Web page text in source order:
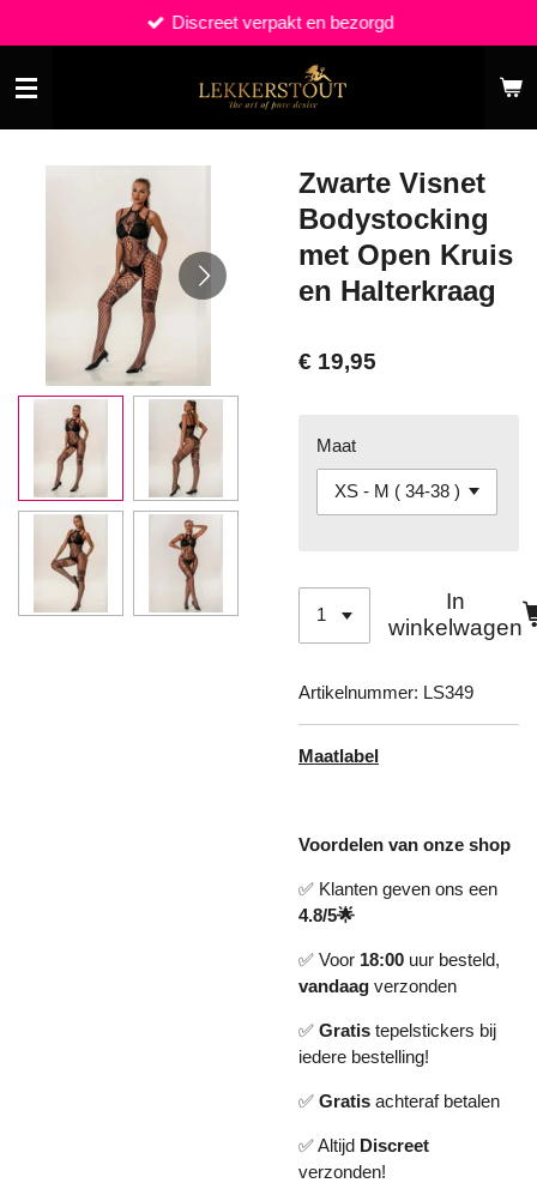
direct
naar
de
hoofdinhoud
Discreet verpakt en bezorgd
Zwarte Visnet
Bodystocking
met Open Kruis
en Halterkraag
€ 19,95
Maat
In
winkelwagen
Artikelnummer: LS349
Maatlabel
Voordelen van onze shop
✅ Klanten geven ons een
4.8/5🌟
✅ Voor 18:00 uur besteld,
vandaag verzonden
✅ Gratis tepelstickers bij
iedere bestelling!
✅ Gratis achteraf betalen
✅ Altijd Discreet
verzonden!